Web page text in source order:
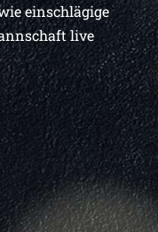
einschlägige
live